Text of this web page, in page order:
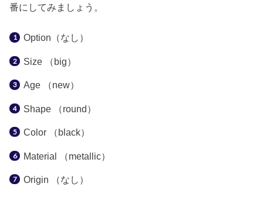
番にしてみましょう。
Option（なし）
Size （big）
Age （new）
Shape （round）
Color （black）
Material （metallic）
Origin （なし）